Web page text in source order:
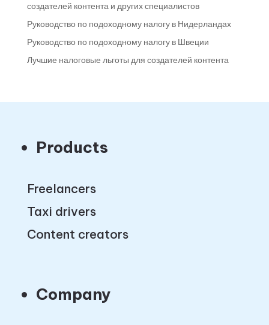
создателей контента и других специалистов
Руководство по подоходному налогу в Нидерландах
Руководство по подоходному налогу в Швеции
Лучшие налоговые льготы для создателей контента
Products
Freelancers
Taxi drivers
Content creators
Company